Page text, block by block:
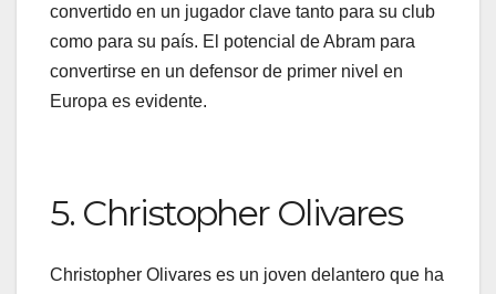
convertido en un jugador clave tanto para su club
como para su país. El potencial de Abram para
convertirse en un defensor de primer nivel en
Europa es evidente.
5. Christopher Olivares
Christopher Olivares es un joven delantero que ha